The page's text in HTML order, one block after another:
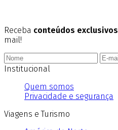
Receba conteúdos
mail!
Institucional
Quem somos
Privacidade e segurança
Viagens e Turismo